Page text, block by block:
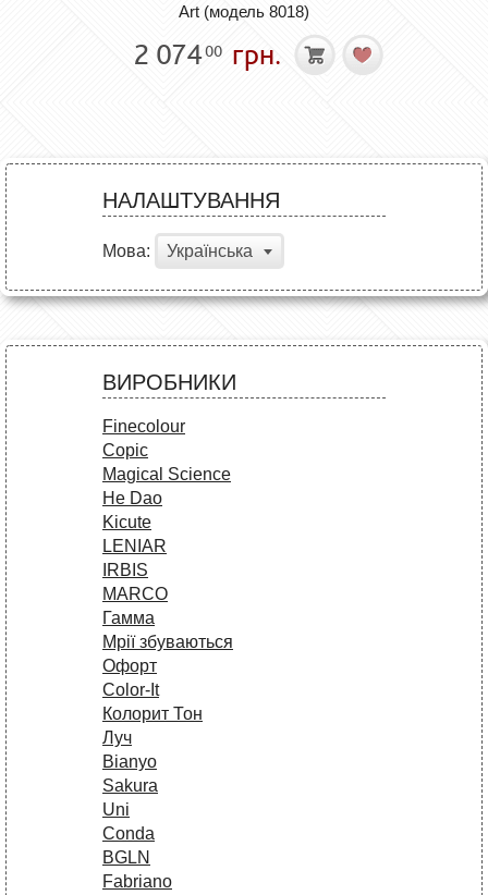
Art (модель 8018)
2 07400 грн.
НАЛАШТУВАННЯ
Мова: Українська
ВИРОБНИКИ
Finecolour
Copic
Magical Science
He Dao
Kicute
LENIAR
IRBIS
MARCO
Гамма
Мрії збуваються
Офорт
Сolor-It
Колорит Тон
Луч
Bianyo
Sakura
Uni
Conda
BGLN
Fabriano